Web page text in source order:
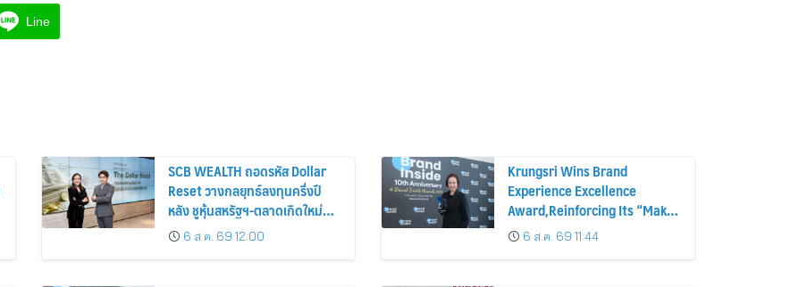
Line
SCB WEALTH ถอดรหัส Dollar
Reset วางกลยุทธ์ลงทุนครึ่งปี
หลัง ชูหุ้นสหรัฐฯ-ตลาดเกิดใหม่
ผนวกบอนด์ระยะสั้น-กลางเสริม
พอร์ตแกร่ง
6 ส.ค. 69 12:00
Krungsri Wins Brand
Experience Excellence
Award,Reinforcing Its “Make
Life Simple” Brand Promise
6 ส.ค. 69 11:44